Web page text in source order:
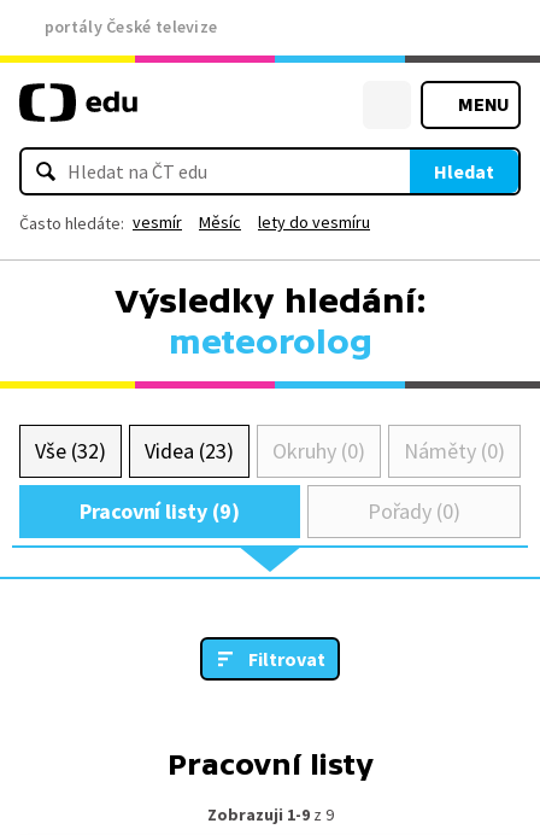
portály České televize
MENU
Hledat
Často hledáte: vesmír Měsíc lety do vesmíru
Výsledky hledání:
meteorolog
Vše (32) Videa (23) Okruhy (0) Náměty (0)
Pracovní listy (9) Pořady (0)
Filtrovat
Pracovní listy
Zobrazuji 1-9z 9